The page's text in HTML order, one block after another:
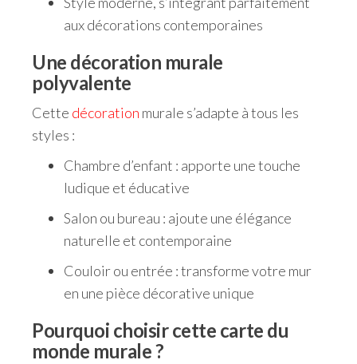
aux décorations contemporaines
Une décoration murale
polyvalente
Cette décoration murale s’adapte à tous les
styles :
Chambre d’enfant : apporte une touche
ludique et éducative
Salon ou bureau : ajoute une élégance
naturelle et contemporaine
Couloir ou entrée : transforme votre mur
en une pièce décorative unique
Pourquoi choisir cette carte du
monde murale ?